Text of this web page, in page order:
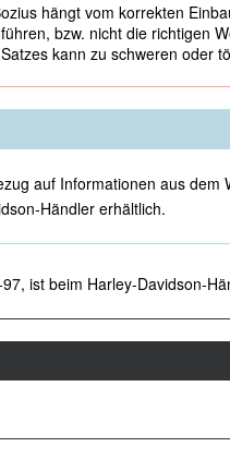
hängt vom korrekten
bzw. nicht die richtigen
kann zu schweren oder
auf Informationen aus
Händler erhältlich.
ist beim Harley-Davidson-